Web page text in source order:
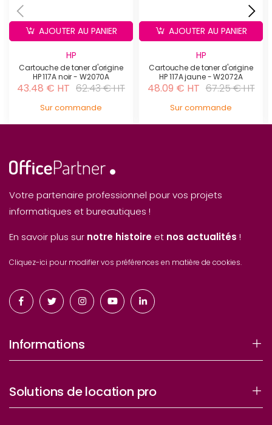
HP
Cartouche de toner d'origine
HP 117A noir - W2070A
43.48 € HT 62.43 € HT
Sur commande
AJOUTER AU PANIER
HP
Cartouche de toner d'origine
HP 117A jaune - W2072A
48.09 € HT 67.25 € HT
Sur commande
AJOUTER AU PANIER
Votre partenaire professionnel pour vos projets
informatiques et bureautiques !
En savoir plus sur notre histoire et nos actualités !
Cliquez-ici pour modifier vos préférences en matière de cookies.
Informations
Solutions de location pro